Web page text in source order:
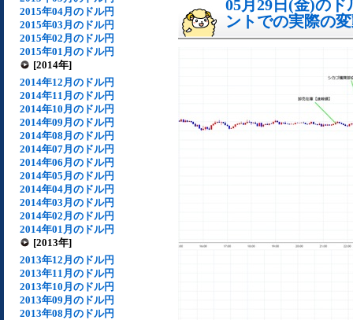
2015年04月のドル円
2015年03月のドル円
2015年02月のドル円
2015年01月のドル円
[2014年]
2014年12月のドル円
2014年11月のドル円
2014年10月のドル円
2014年09月のドル円
2014年08月のドル円
2014年07月のドル円
2014年06月のドル円
2014年05月のドル円
2014年04月のドル円
2014年03月のドル円
2014年02月のドル円
2014年01月のドル円
[2013年]
2013年12月のドル円
2013年11月のドル円
2013年10月のドル円
2013年09月のドル円
2013年08月のドル円
05月29日(金)の
ントでの実際の